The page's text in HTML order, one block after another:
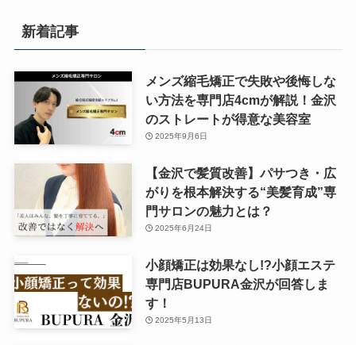
新着記事
メンズ縮毛矯正で失敗や後悔しな
い方法を専門店4cmが解説！金沢
のストレートが得意な美容室
2025年9月6日
【金沢で髪質改善】パサつき・広
がりを根本解決する“美髪育成”専
門サロンの魅力とは？
2025年6月24日
小顔矯正は効果なし!?小顔エステ
専門店BUPURA金沢が回答しま
す！
2025年5月13日